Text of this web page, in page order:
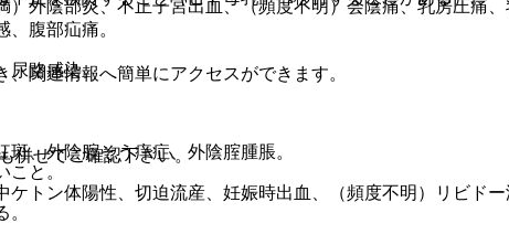
と。
外陰部炎、不正子宮出血、（頻度不明）会陰痛、乳房圧痛
腹部疝痛。
尿路感染。
、外陰腟そう痒症、外陰腟腫脹。
トン体陽性、切迫流産、妊娠時出血、（頻度不明）リビドー
関連情報へ簡単にアクセスができます。
併せてご確認下さい。